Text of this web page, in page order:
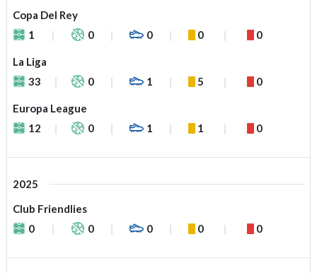
Copa Del Rey
1
0 0 0 0
La Liga
33
0 1 5 0
Europa League
12
0 1 1 0
2025
Club Friendlies
0
0 0 0 0